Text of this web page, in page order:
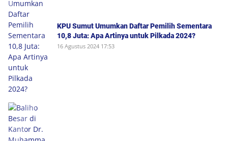
KPU Sumut Umumkan Daftar Pemilih Sementara
10,8 Juta: Apa Artinya untuk Pilkada 2024?
16 Agustus 2024 17:53